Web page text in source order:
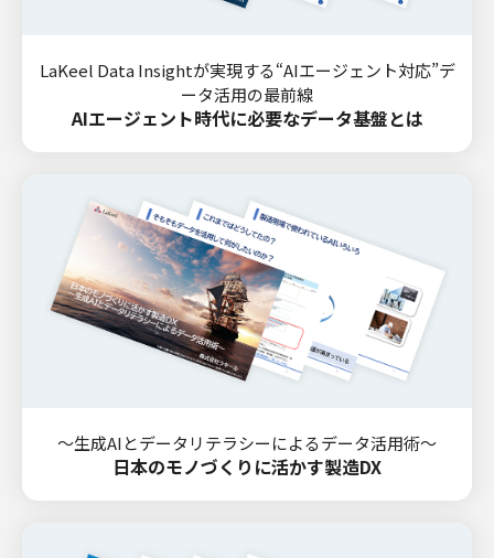
LaKeel Data Insightが実現する“AIエージェント対応”デ
ータ活用の最前線
AIエージェント時代に必要なデータ基盤とは
～生成AIとデータリテラシーによるデータ活用術～
日本のモノづくりに活かす製造DX